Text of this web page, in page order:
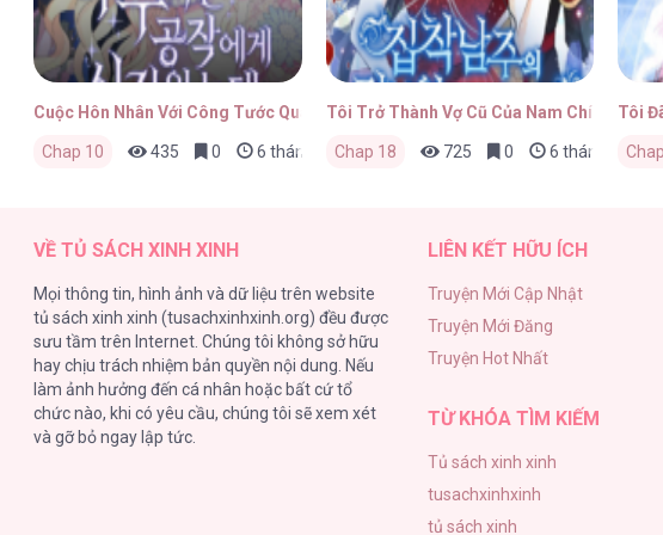
Cuộc Hôn Nhân Với Công Tước Quái Vật
Chap 10 435 0 6 tháng trước
Tôi Trở Thành Vợ Cũ Của Nam Chính Ám
Chap 18 725 0 6 tháng trước
Tôi
VỀ TỦ SÁCH XINH XINH
Mọi thông tin, hình ảnh và dữ liệu trên website
tủ sách xinh xinh (tusachxinhxinh.org) đều được
sưu tầm trên Internet. Chúng tôi không sở hữu
hay chịu trách nhiệm bản quyền nội dung. Nếu
làm ảnh hưởng đến cá nhân hoặc bất cứ tổ
chức nào, khi có yêu cầu, chúng tôi sẽ xem xét
và gỡ bỏ ngay lập tức.
LIÊN KẾT HỮU ÍCH
Truyện Mới Cập Nhật
Truyện Mới Đăng
Truyện Hot Nhất
TỪ KHÓA TÌM KIẾM
Tủ sách xinh xinh
tusachxinhxinh
tủ sách xinh